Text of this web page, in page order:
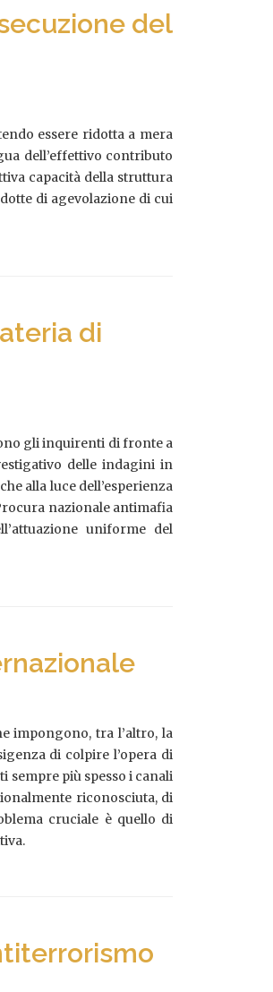
del
essere ridotta a mera
dell’effettivo contributo
capacità della struttura
di agevolazione di cui
di
gli inquirenti di fronte a
delle indagini in
alla luce dell’esperienza
nazionale antimafia
uniforme del
impongono, tra l’altro, la
di colpire l’opera di
sempre più spesso i canali
riconosciuta, di
cruciale è quello di